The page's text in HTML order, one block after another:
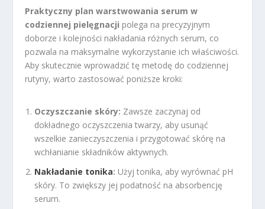
Praktyczny plan warstwowania serum w
codziennej pielęgnacji polega na precyzyjnym
doborze i kolejności nakładania różnych serum, co
pozwala na maksymalne wykorzystanie ich właściwości.
Aby skutecznie wprowadzić tę metodę do codziennej
rutyny, warto zastosować poniższe kroki:
Oczyszczanie skóry: Zawsze zaczynaj od
dokładnego oczyszczenia twarzy, aby usunąć
wszelkie zanieczyszczenia i przygotować skórę na
wchłanianie składników aktywnych.
Nakładanie tonika: Użyj tonika, aby wyrównać pH
skóry. To zwiększy jej podatność na absorbencję
serum.